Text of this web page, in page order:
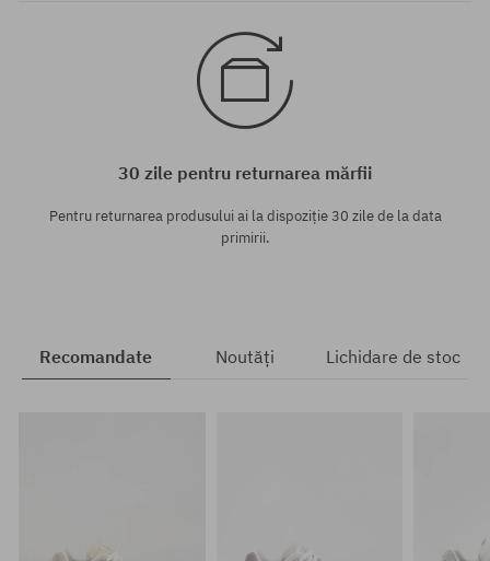
30 zile pentru returnarea mărfii
Pentru returnarea produsului ai la dispoziție 30 zile de la data
primirii.
Recomandate Noutăți Lichidare de stoc